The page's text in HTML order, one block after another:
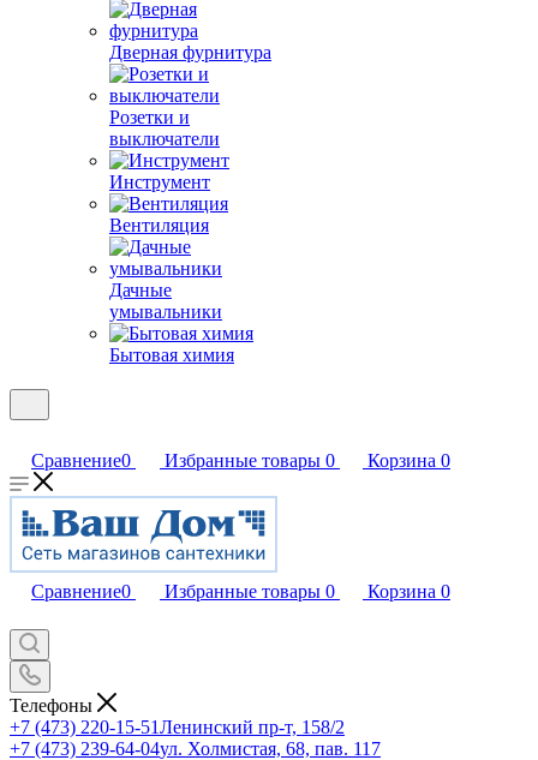
Дверная фурнитура
Розетки и
выключатели
Инструмент
Вентиляция
Дачные
умывальники
Бытовая химия
Сравнение0 Избранные товары 0 Корзина 0
Сравнение0 Избранные товары 0 Корзина 0
Телефоны
+7 (473) 220-15-51Ленинский пр-т, 158/2
+7 (473) 239-64-04ул. Холмистая, 68, пав. 117